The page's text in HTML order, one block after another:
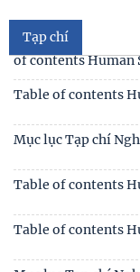
Thông báo 2773/
tiêu chuẩn, văn
of contents Human
Mục lục tạp chí
of contents Human
of contents Human
Table of contents
Mục lục Tạp chí
Table of contents